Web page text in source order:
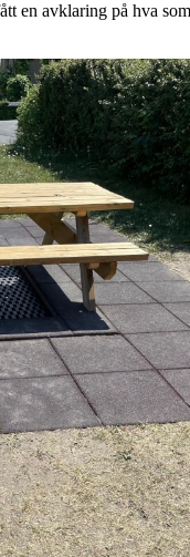
en avklaring på hva som